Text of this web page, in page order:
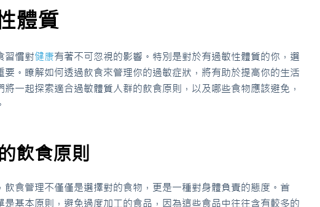
體質
習慣對健康有著不可忽視的影響。特別是對於有過敏性體質的你，選
要。瞭解如何透過飲食來管理你的過敏症狀，將有助於提高你的生活
一起探索適合過敏體質人群的飲食原則，以及哪些食物應該避免，
飲食原則
飲食管理不僅僅是選擇對的食物，更是一種對身體負責的態度。首
是基本原則，避免過度加工的食品，因為這些食品中往往含有較多的